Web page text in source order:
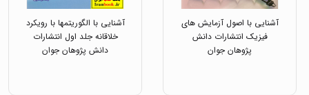
آشنایی با اصول آزمایش های
فیزیک انتشارات دانش
پژوهان جوان
آشنایی با الگوریتمها با رویکرد
خلاقانه جلد اول انتشارات
دانش پژوهان جوان